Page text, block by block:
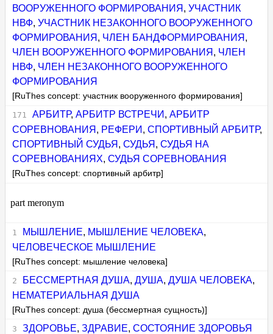
ВООРУЖЕННОГО ФОРМИРОВАНИЯ ,УЧАСТНИК
НВФ,УЧАСТНИК НЕЗАКОННОГО ВООРУЖЕННОГО
ФОРМИРОВАНИЯ , ЧЛЕН БАНДФОРМИРОВАНИЯ ,
ЧЛЕН ВООРУЖЕННОГО ФОРМИРОВАНИЯ , ЧЛЕН
НВФ, ЧЛЕН НЕЗАКОННОГО ВООРУЖЕННОГО
ФОРМИРОВАНИЯ
[RuThes concept: участник вооруженного формирования]
АРБИТР, АРБИТР ВСТРЕЧИ , АРБИТР
СОРЕВНОВАНИЯ , РЕФЕРИ ,СПОРТИВНЫЙ АРБИТР,
СПОРТИВНЫЙ СУДЬЯ ,СУДЬЯ ,СУДЬЯ НА
СОРЕВНОВАНИЯХ,СУДЬЯ СОРЕВНОВАНИЯ
[RuThes concept: спортивный арбитр]
part meronym
МЫШЛЕНИЕ, МЫШЛЕНИЕ ЧЕЛОВЕКА,
ЧЕЛОВЕЧЕСКОЕ МЫШЛЕНИЕ
[RuThes concept: мышление человека]
БЕССМЕРТНАЯ ДУША, ДУША, ДУША ЧЕЛОВЕКА,
НЕМАТЕРИАЛЬНАЯ ДУША
[RuThes concept: душа (бессмертная сущность)]
ЗДОРОВЬЕ, ЗДРАВИЕ, СОСТОЯНИЕ ЗДОРОВЬЯ